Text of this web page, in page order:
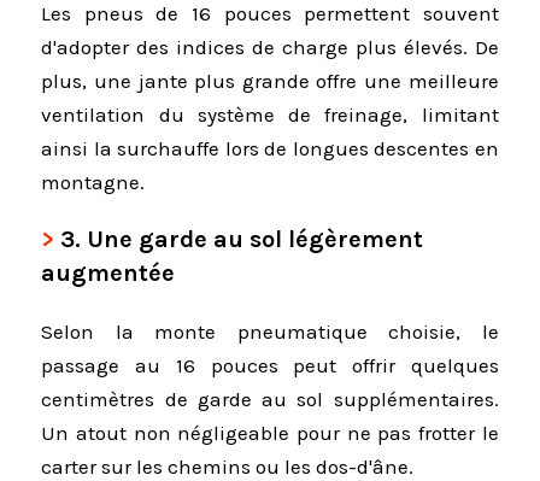
Les pneus de 16 pouces permettent souvent
d'adopter des indices de charge plus élevés. De
plus, une jante plus grande offre une meilleure
ventilation du système de freinage, limitant
ainsi la surchauffe lors de longues descentes en
montagne.
3. Une garde au sol légèrement
augmentée
Selon la monte pneumatique choisie, le
passage au 16 pouces peut offrir quelques
centimètres de garde au sol supplémentaires.
Un atout non négligeable pour ne pas frotter le
carter sur les chemins ou les dos-d'âne.